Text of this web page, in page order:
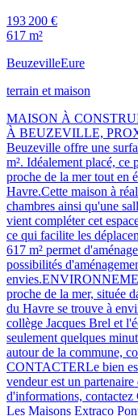
193 200 €
617 m²
BeuzevilleEure
terrain et maison
MAISON À
À BEUZEVILLE,
Beuzeville offre une
m². Idéalement placé, ce
proche de la mer tout en
Havre.Cette maison à
chambres ainsi qu'une
vient compléter cet
ce qui facilite les
617 m² permet
possibilités
proche de la mer, située
du Havre se trouve à
collège Jacques Brel et
seulement quelques
autour de la commune,
CONTACTERLe bien
vendeur est un
d'informations, contactez
Les Maisons Extraco